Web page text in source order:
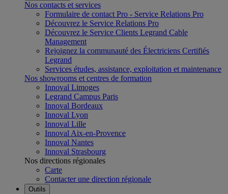
Nos contacts et services
Formulaire de contact Pro - Service Relations Pro
Découvrez le Service Relations Pro
Découvrez le Service Clients Legrand Cable
Management
Rejoignez la communauté des Électriciens Certifiés
Legrand
Services études, assistance, exploitation et maintenance
Nos showrooms et centres de formation
Innoval Limoges
Legrand Campus Paris
Innoval Bordeaux
Innoval Lyon
Innoval Lille
Innoval Aix-en-Provence
Innoval Nantes
Innoval Strasbourg
Nos directions régionales
Carte
Contacter une direction régionale
Outils